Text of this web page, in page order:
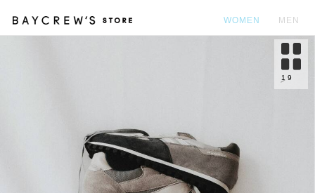
WOMEN MEN
1 9